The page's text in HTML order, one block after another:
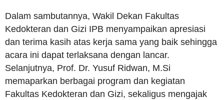
Dalam sambutannya, Wakil Dekan Fakultas
Kedokteran dan Gizi IPB menyampaikan apresiasi
dan terima kasih atas kerja sama yang baik sehingga
acara ini dapat terlaksana dengan lancar.
Selanjutnya, Prof. Dr. Yusuf Ridwan, M.Si
memaparkan berbagai program dan kegiatan
Fakultas Kedokteran dan Gizi, sekaligus mengajak